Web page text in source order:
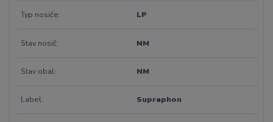
Typ nosiče LP
Stav nosič NM
Stav obal NM
Label Supraphon